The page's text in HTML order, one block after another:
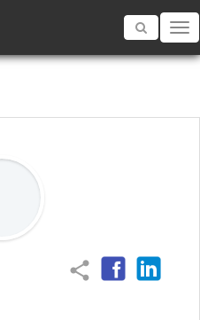
Toggle
share